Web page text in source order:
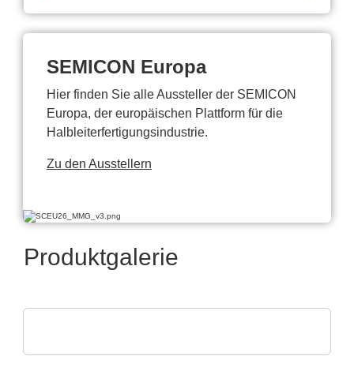
SEMICON Europa
Hier finden Sie alle Aussteller der SEMICON
Europa, der europäischen Plattform für die
Halbleiterfertigungsindustrie.
Zu den Ausstellern
Produktgalerie